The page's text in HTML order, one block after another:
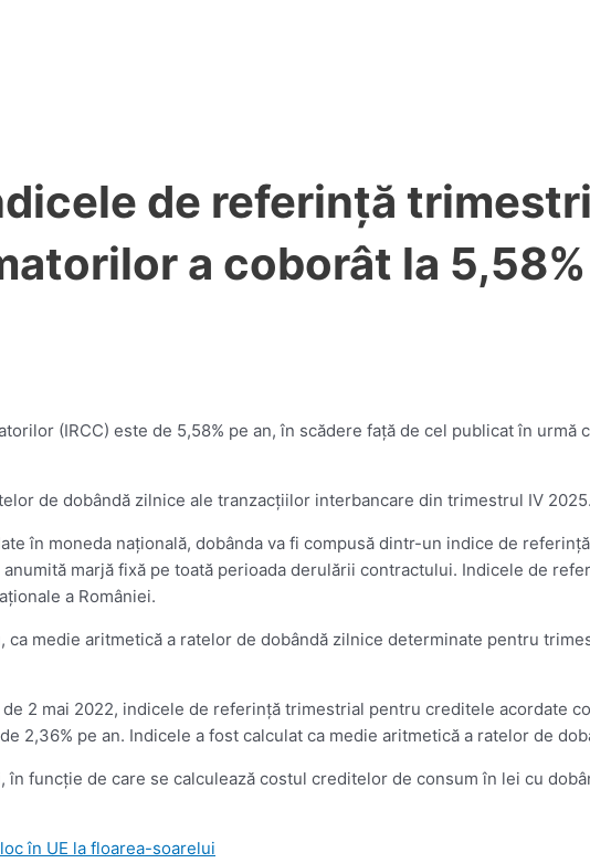
de referinţă
a coborât la 5,58%
(IRCC) este de 5,58% pe an, în scădere faţă de cel publicat în
de dobândă zilnice ale tranzacţiilor interbancare din trimestrul IV 2025.
în moneda naţională, dobânda va fi compusă dintr-un indice de
marjă fixă pe toată perioada derulării contractului. Indicele de
a României.
ca medie aritmetică a ratelor de dobândă zilnice determinate pentru
de 2 mai 2022, indicele de referinţă trimestrial pentru creditele acordate
2,36% pe an. Indicele a fost calculat ca medie aritmetică a ratelor de
în funcţie de care se calculează costul creditelor de consum în lei cu
în UE la floarea-soarelui